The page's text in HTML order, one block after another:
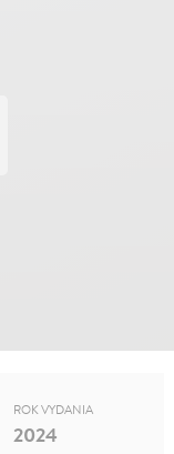
ROK VYDANIA
2024